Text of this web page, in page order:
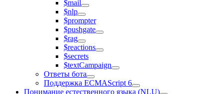
$mail
$nlp
$prompter
$pushgate
$rag
$reactions
$secrets
$textCampaign
Ответы бота
Поддержка ECMAScript 6
Понимание естественного языка (NLU)